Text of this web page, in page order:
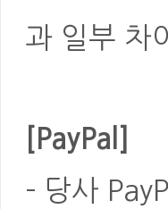
과 일부 차
[PayPal]
- 당사